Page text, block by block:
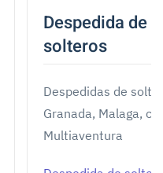
Despedida de
solteros
Despedidas de
Granada, Malaga,
Multiaventura